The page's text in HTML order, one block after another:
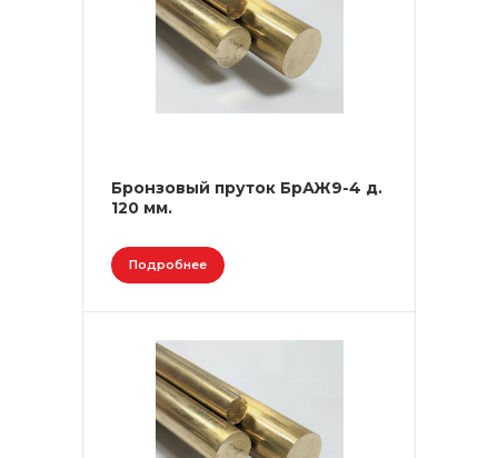
Бронзовый пруток БрАЖ9-4 д.
120 мм.
Подробнее